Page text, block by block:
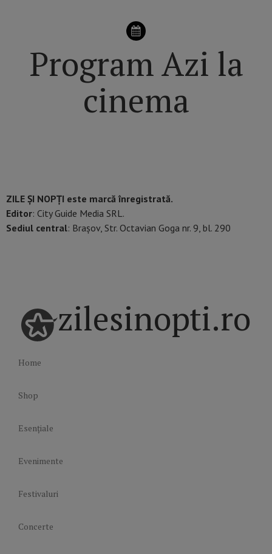
Program Azi la
cinema
ZILE ȘI NOPȚI este marcă înregistrată.
Editor: City Guide Media SRL.
Sediul central: Brașov, Str. Octavian Goga nr. 9, bl. 290
zilesinopti.ro
Home
Shop
Esențiale
Evenimente
Festivaluri
Concerte